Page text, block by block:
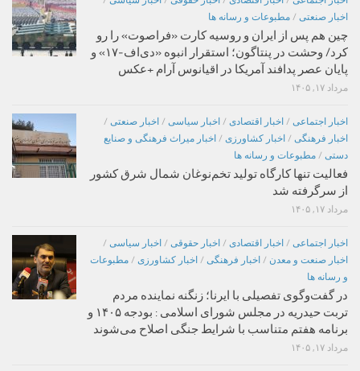
اخبار صنعتی / مطبوعات و رسانه ها
چین هم پس از ایران و روسیه کارت «فراصوت» را رو
کرد/ وحشت در پنتاگون؛ استقرار انبوه «دی‌اف‑۱۷» و
پایان عصر پدافند آمریکا در اقیانوس آرام +عکس
مرداد ۱۷, ۱۴۰۵
اخبار اجتماعی / اخبار اقتصادی / اخبار سیاسی / اخبار صنعتی /
اخبار فرهنگی / اخبار کشاورزی / اخبار میراث فرهنگی و صنایع
دستی / مطبوعات و رسانه ها
فعالیت تنها کارگاه تولید تخم‌نوغان شمال شرق کشور
از سرگرفته شد
مرداد ۱۷, ۱۴۰۵
اخبار اجتماعی / اخبار اقتصادی / اخبار حقوقی / اخبار سیاسی /
اخبار صنعت و معدن / اخبار فرهنگی / اخبار کشاورزی / مطبوعات
و رسانه ها
در گفت‌وگوی تفصیلی با ایرنا؛ زنگنه نماینده مردم
تربت حیدریه در مجلس شورای اسلامی : بودجه ۱۴۰۵ و
برنامه هفتم متناسب با شرایط جنگی اصلاح می‌شوند
مرداد ۱۷, ۱۴۰۵